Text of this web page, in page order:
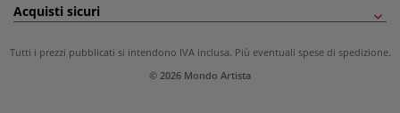
Acquisti sicuri
Tutti i prezzi pubblicati si intendono IVA inclusa. Più eventuali spese di spedizione.
© 2026 Mondo Artista